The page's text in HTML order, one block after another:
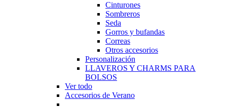
Cinturones
Sombreros
Seda
Gorros y bufandas
Correas
Otros accesorios
Personalización
LLAVEROS Y CHARMS PARA
BOLSOS
Ver todo
Accesorios de Verano